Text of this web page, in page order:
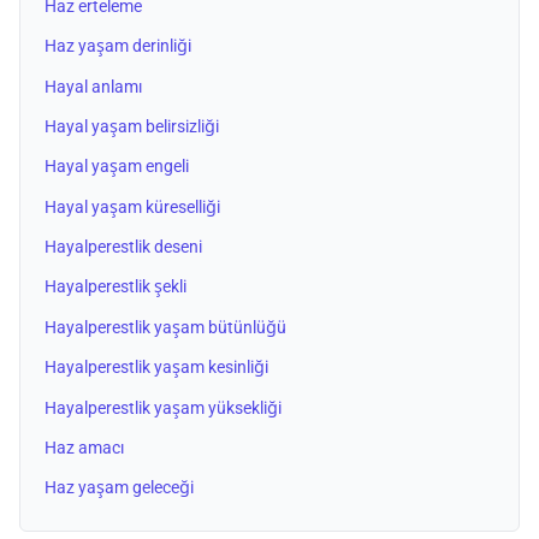
Haz erteleme
Haz yaşam derinliği
Hayal anlamı
Hayal yaşam belirsizliği
Hayal yaşam engeli
Hayal yaşam küreselliği
Hayalperestlik deseni
Hayalperestlik şekli
Hayalperestlik yaşam bütünlüğü
Hayalperestlik yaşam kesinliği
Hayalperestlik yaşam yüksekliği
Haz amacı
Haz yaşam geleceği